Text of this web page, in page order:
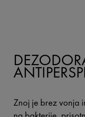
Znoj je brez vonja